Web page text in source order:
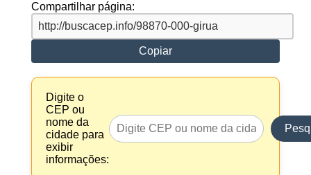
Compartilhar página:
Copiar
Digite o
CEP ou
nome da
cidade para
exibir
informações: